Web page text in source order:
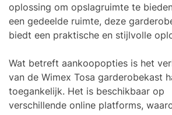
oplossing om opslagruimte te
een gedeelde ruimte, deze
biedt een praktische en stijlvolle
Wat betreft aankoopopties is het
van de Wimex Tosa garderobekast
toegankelijk. Het is beschikbaar op
verschillende online platforms,